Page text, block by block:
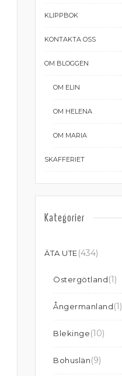
KLIPPBOK
KONTAKTA OSS
OM BLOGGEN
OM ELIN
OM HELENA
OM MARIA
SKAFFERIET
Kategorier
ÄTA UTE(434)
Östergötland(1)
Ångermanland(1)
Blekinge(10)
Bohuslän(9)